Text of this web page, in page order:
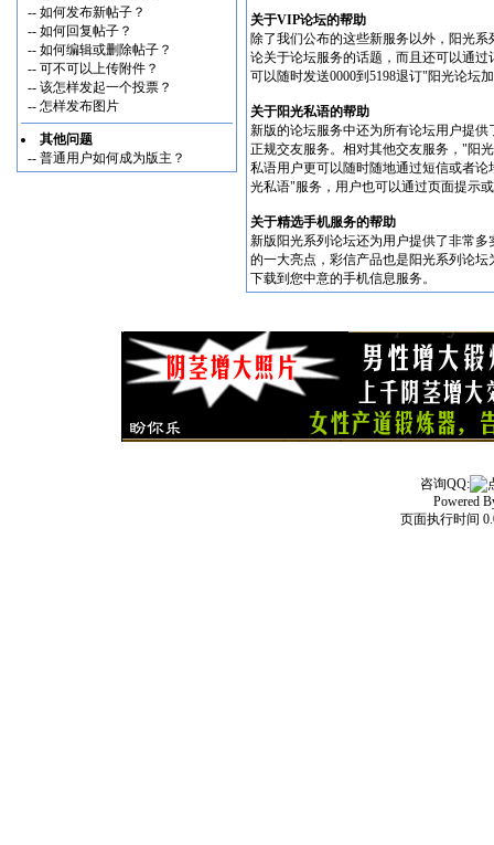
-- 如何发布新帖子？
-- 如何回复帖子？
-- 如何编辑或删除帖子？
-- 可不可以上传附件？
-- 该怎样发起一个投票？
-- 怎样发布图片
其他问题
-- 普通用户如何成为版主？
关于VIP论坛的帮助
除了我们公布的这些新服务以外，阳光
论关于论坛服务的话题，而且还可以通
可以随时发送0000到5198退订"阳光论坛
关于阳光私语的帮助
新版的论坛服务中还为所有论坛用户提
正规交友服务。相对其他交友服务，"阳
私语用户更可以随时随地通过短信或者
光私语"服务，用户也可以通过页面提示
关于精选手机服务的帮助
新版阳光系列论坛还为用户提供了非常
的一大亮点，彩信产品也是阳光系列论
下载到您中意的手机信息服务。
咨询QQ:
Powered
页面执行时间